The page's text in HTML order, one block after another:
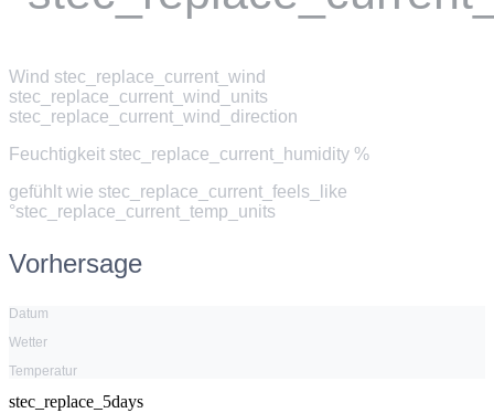
Wind stec_replace_current_wind
stec_replace_current_wind_units
stec_replace_current_wind_direction
Feuchtigkeit stec_replace_current_humidity %
gefühlt wie stec_replace_current_feels_like
°stec_replace_current_temp_units
Vorhersage
Datum
Wetter
Temperatur
stec_replace_5days